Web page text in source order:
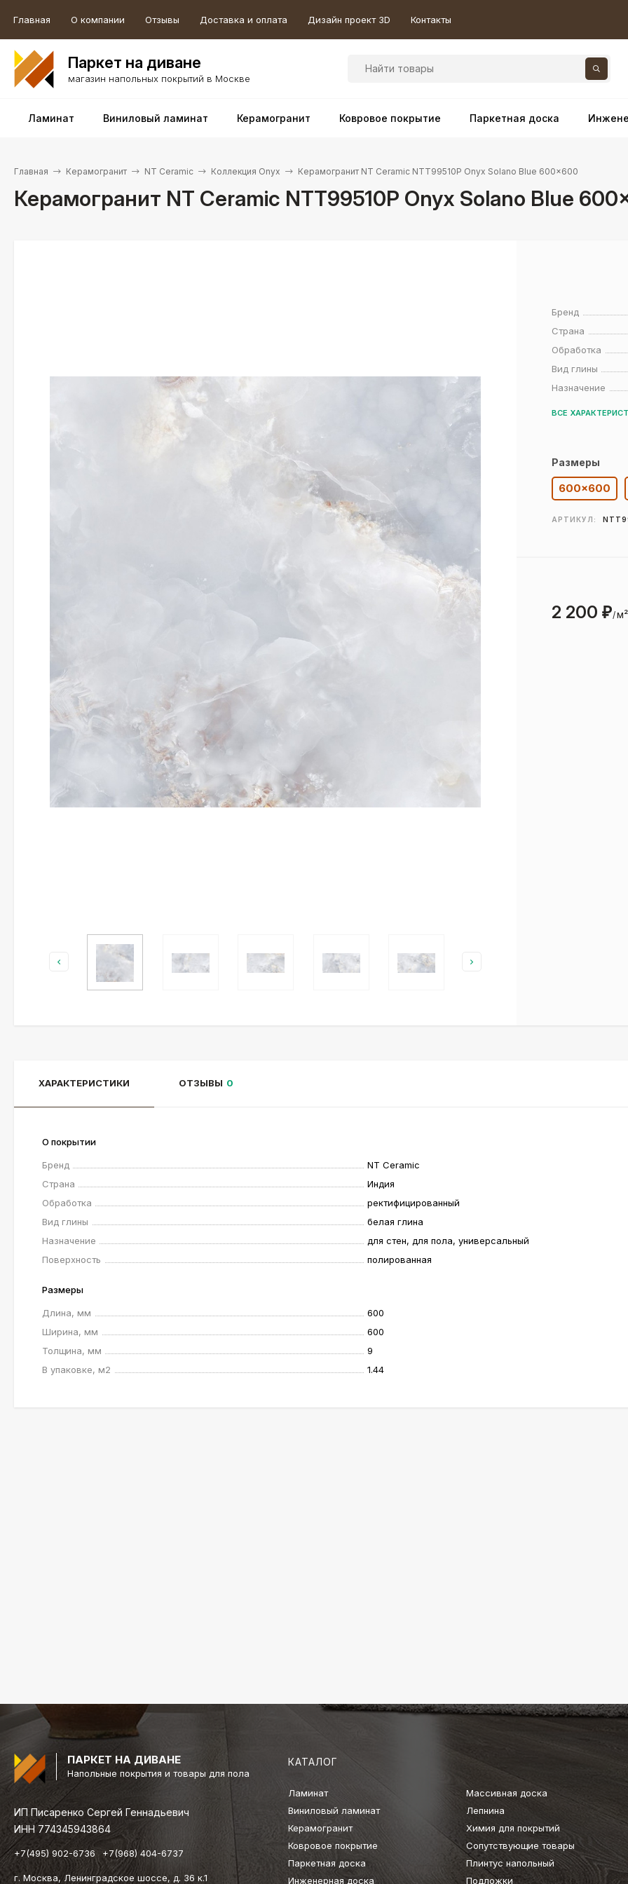
Главная О компании Отзывы Доставка и оплата Дизайн проект 3D Контакты
Паркет на диване
магазин напольных покрытий в Москве
Ламинат Виниловый ламинат Керамогранит Ковровое покрытие Паркетная доска
Главная Керамогранит NT Ceramic Коллекция Onyx Керамогранит NT Ceramic NTT99510P Onyx Solano Blue 600×600
Керамогранит NT Ceramic NTT99510P Onyx Solano Blue
Бренд
Страна
Обработка
Вид глины
Назначение
ВСЕ
Размеры
600×600
АРТИКУЛ:
2 200 ₽/м²
ХАРАКТЕРИСТИКИ ОТЗЫВЫ 0
О покрытии
Бренд
NT Ceramic
Страна
Индия
Обработка
ректифицированный
Вид глины
белая глина
Назначение
для стен, для пола, универсальный
Поверхность
полированная
Размеры
Длина, мм
600
Ширина, мм
600
Толщина, мм
9
В упаковке, м2
1.44
ПАРКЕТ НА ДИВАНЕ
Напольные покрытия и товары для пола
ИП Писаренко Сергей Геннадьевич
ИНН 774345943864
+7(495) 902-6736 +7(968) 404-6737
г. Москва, Ленинградское шоссе, д. 36 к.1
КАТАЛОГ
Ламинат
Виниловый ламинат
Керамогранит
Ковровое покрытие
Паркетная доска
Инженерная доска
Массивная доска
Лепнина
Химия для покрытий
Сопутствующие товары
Плинтус напольный
Подложки